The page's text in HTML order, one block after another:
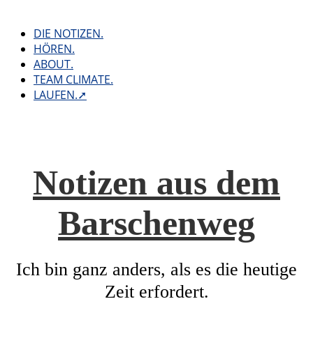
contentDIE NOTIZEN.
HÖREN.
ABOUT.
TEAM CLIMATE.
LAUFEN.➚
Notizen aus dem
Barschenweg
Ich bin ganz anders, als es die heutige
Zeit erfordert.